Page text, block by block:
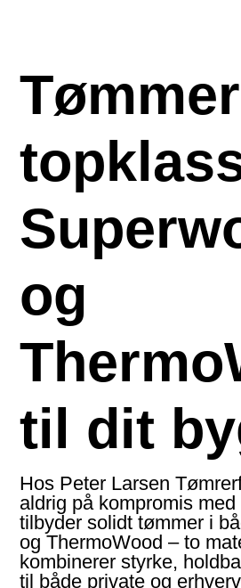
og
til dit
Hos Peter Larsen
aldrig på kompromis
tilbyder solidt tømmer i
og ThermoWood – to
kombinerer styrke,
til både private og